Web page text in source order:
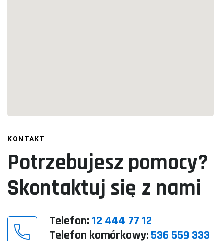
KONTAKT
Potrzebujesz pomocy?
Skontaktuj się z nami
Telefon: 12 444 77 12
Telefon komórkowy: 536 559 333